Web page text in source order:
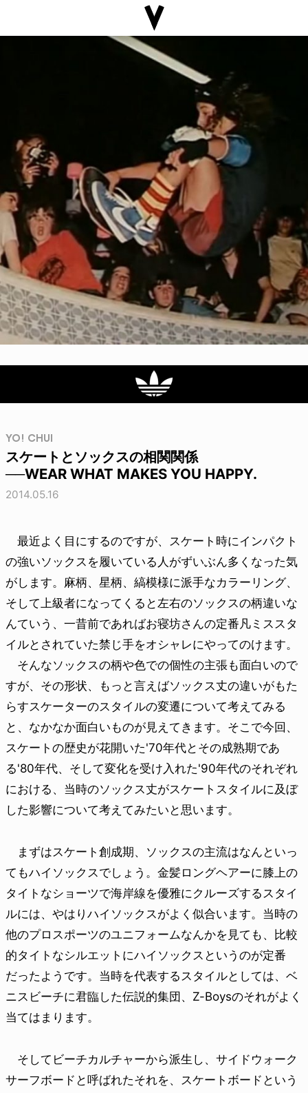
YO! CHUI
スケートとソックスの相関関係
──WEAR WHAT MAKES YOU HAPPY.
2014.05.16
最近よく目にするのですが、スケート時にインパクト
の強いソックスを履いている人がずいぶん多くなった気
がします。麻柄、星柄、縞模様に派手なカラーリング、
そして上級者になってくると左右のソックスの柄違いな
んていう、一昔前であればお寝坊さんの定番凡ミススタ
イルとされていた禁じ手をオシャレにやってのけます。
そんなソックスの柄や色での個性の主張も面白いので
すが、その形状、もっと言えばソックス丈の違いがもた
らすスケーターのスタイルの変遷について考えてみる
と、なかなか面白いものが見えてきます。そこで今回、
スケートの歴史が花開いた'70年代とその成熟期であ
る'80年代、そして変化を受け入れた'90年代のそれぞれ
における、当時のソックス丈がスケートスタイルに及ぼ
した影響について考えてみたいと思います。
まずはスケート創成期、ソックスの主流はなんといっ
てもハイソックスでしょう。金髪ロングヘアーに膝上の
タイトなショーツで海岸線を優雅にクルーズするスタイ
ルには、やはりハイソックスがよく似合います。当時の
他のプロスポーツのユニフォームなんかを見ても、比較
的タイトなシルエットにハイソックスというのが定番
だったようです。当時を代表するスタイルとしては、ベ
ニスビーチに君臨した伝説的集団、Z-Boysのそれがよく
当てはまります。
そしてビーチカルチャーから派生し、サイドウォーク
サーフボードと呼ばれたそれを、スケートボードという